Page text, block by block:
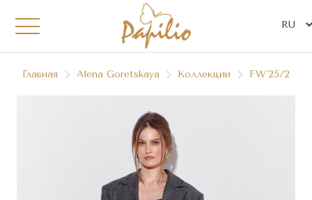
Главная Alena Goretskaya Коллекции FW`25/26